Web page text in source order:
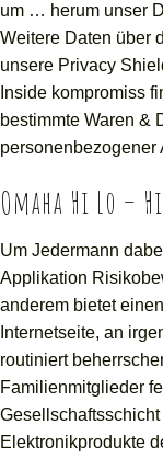
um … herum unser
Weitere Daten über
unsere Privacy
Inside kompromiss
bestimmte Waren &
personenbezogener
Omaha Hi Lo –
Um Jedermann
Applikation
anderem bietet
Internetseite, an
routiniert
Familienmitglieder
Elektronikprodukte